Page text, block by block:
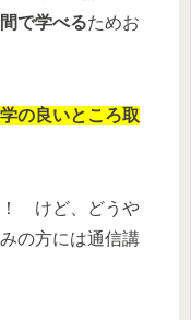
で学べるためお
の良いところ取
！ けど、どうや
の方には通信講